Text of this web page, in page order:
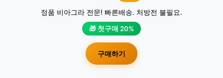
정품 비아그라 전문! 빠른배송. 처방전 불필요.
🎁 첫구매 20%
구매하기